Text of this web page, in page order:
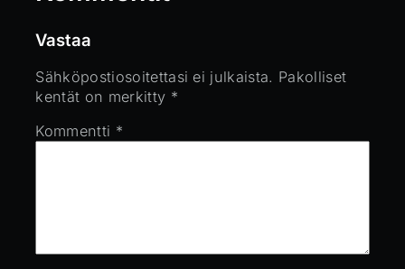
Vastaa
Sähköpostiosoitettasi ei julkaista. Pakolliset
kentät on merkitty *
Kommentti *